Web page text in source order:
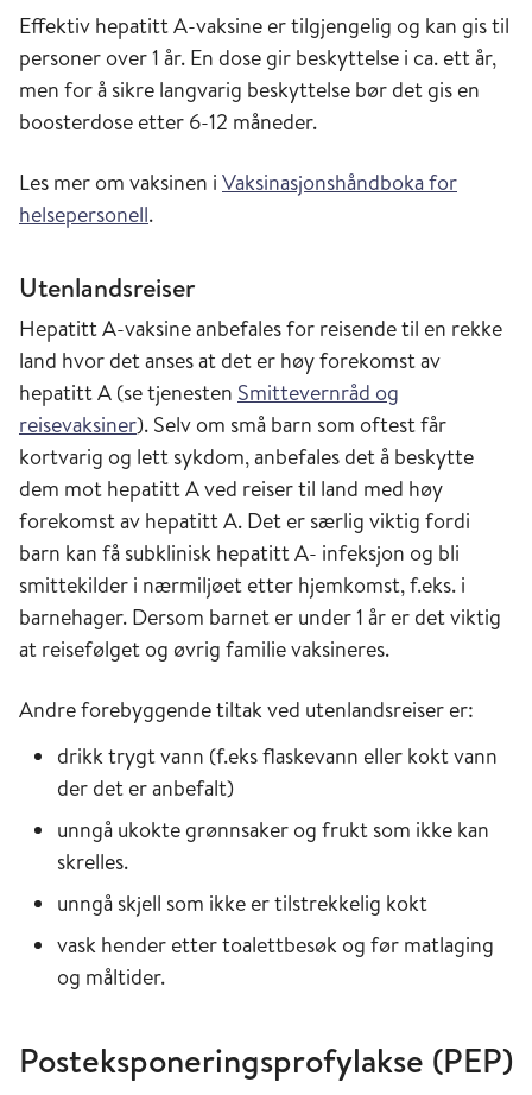
Effektiv hepatitt A-vaksine er tilgjengelig og kan gis til
personer over 1 år. En dose gir beskyttelse i ca. ett år,
men for å sikre langvarig beskyttelse bør det gis en
boosterdose etter 6-12 måneder.
Les mer om vaksinen i Vaksinasjonshåndboka for
helsepersonell.
Utenlandsreiser
Hepatitt A-vaksine anbefales for reisende til en rekke
land hvor det anses at det er høy forekomst av
hepatitt A (se tjenesten Smittevernråd og
reisevaksiner). Selv om små barn som oftest får
kortvarig og lett sykdom, anbefales det å beskytte
dem mot hepatitt A ved reiser til land med høy
forekomst av hepatitt A. Det er særlig viktig fordi
barn kan få subklinisk hepatitt A- infeksjon og bli
smittekilder i nærmiljøet etter hjemkomst, f.eks. i
barnehager. Dersom barnet er under 1 år er det viktig
at reisefølget og øvrig familie vaksineres.
Andre forebyggende tiltak ved utenlandsreiser er:
drikk trygt vann (f.eks flaskevann eller kokt vann
der det er anbefalt)
unngå ukokte grønnsaker og frukt som ikke kan
skrelles.
unngå skjell som ikke er tilstrekkelig kokt
vask hender etter toalettbesøk og før matlaging
og måltider.
Posteksponeringsprofylakse (PEP)